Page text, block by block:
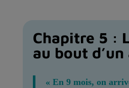
Chapitre 5 :
au bout d’un
« En 9 mois, on